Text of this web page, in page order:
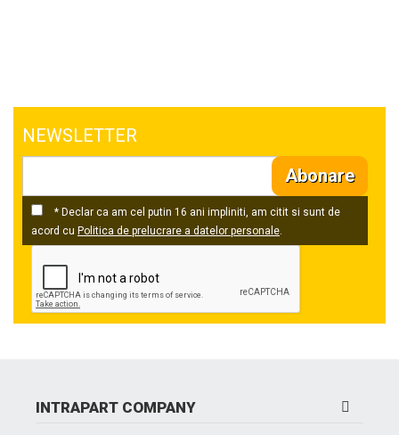
NEWSLETTER
Abonare
* Declar ca am cel putin 16 ani impliniti, am citit si sunt de
acord cu Politica de prelucrare a datelor personale.
INTRAPART COMPANY